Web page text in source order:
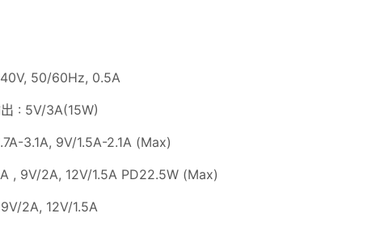
50/60Hz, 0.5A
: 5V/3A(15W)
3.1A, 9V/1.5A-2.1A (Max)
, 9V/2A, 12V/1.5A PD22.5W (Max)
2A, 12V/1.5A